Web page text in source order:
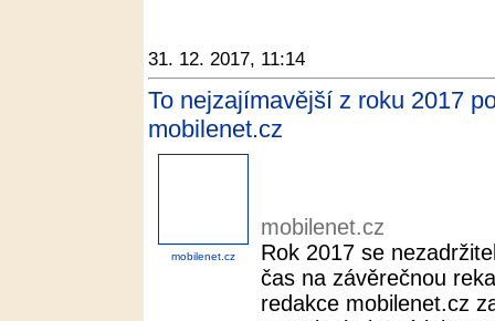
31. 12. 2017, 11:14
To nejzajímavější z roku 2017
mobilenet.cz
mobilenet.cz
mobilenet.cz
Rok 2017 se
čas na závěrečnou
redakce mobilenet.cz